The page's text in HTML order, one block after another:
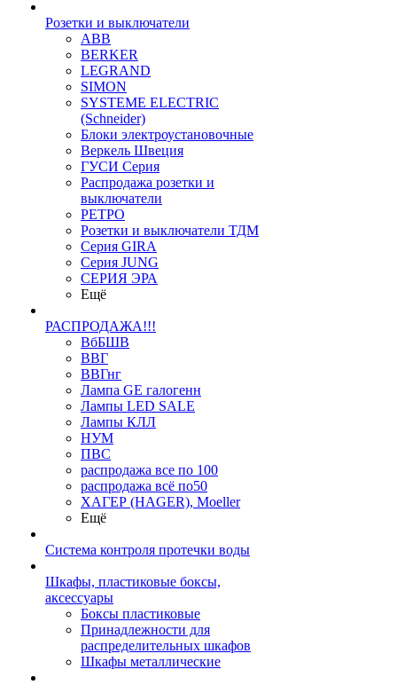
Розетки и выключатели
ABB
BERKER
LEGRAND
SIMON
SYSTEME ELECTRIC
(Schneider)
Блоки электроустановочные
Веркель Швеция
ГУСИ Серия
Распродажа розетки и
выключатели
РЕТРО
Розетки и выключатели ТДМ
Серия GIRA
Серия JUNG
СЕРИЯ ЭРА
Ещё
РАСПРОДАЖА!!!
ВбБШВ
ВВГ
ВВГнг
Лампа GE галогенн
Лампы LED SALE
Лампы КЛЛ
НУМ
ПВС
распродажа все по 100
распродажа всё по50
ХАГЕР (HAGER), Moeller
Ещё
Система контроля протечки воды
Шкафы, пластиковые боксы,
аксессуары
Боксы пластиковые
Принадлежности для
распределительных шкафов
Шкафы металлические